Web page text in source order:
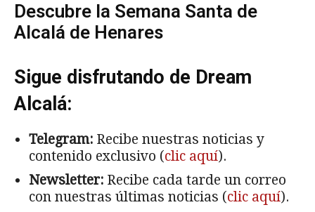
Descubre la Semana Santa de
Alcalá de Henares
Sigue disfrutando de Dream
Alcalá:
Telegram: Recibe nuestras noticias y
contenido exclusivo (clic aquí).
Newsletter: Recibe cada tarde un correo
con nuestras últimas noticias (clic aquí).